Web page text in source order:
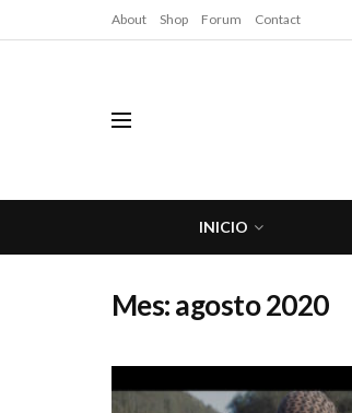
About Shop Forum Contact
INICIO
Mes:agosto 2020